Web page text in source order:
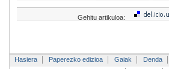
Gehitu artikuloa:
Hasiera Paperezko edizioa Gaiak
Denda